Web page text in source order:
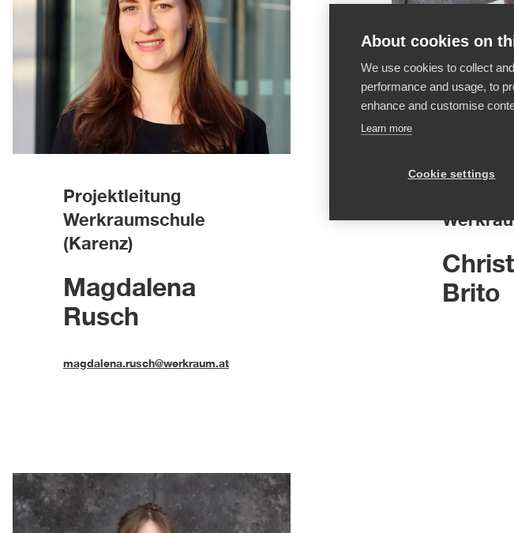
Projektleitung
Werkraumschule
(Karenz)
Magdalena
Rusch
magdalena.rusch@werkraum.at
Brito
About cookies on
We use cookies to collect
performance and usage, to
enhance and customise
Learn more
Cookie settings